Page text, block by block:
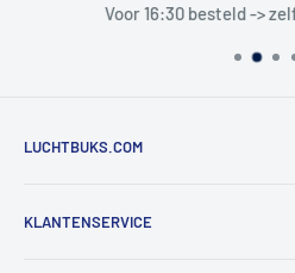
Voor 16:30 besteld ->
LUCHTBUKS.COM
Utrechtlaan 9
KLANTENSERVICE